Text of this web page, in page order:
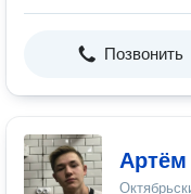
Позвонить
Артём